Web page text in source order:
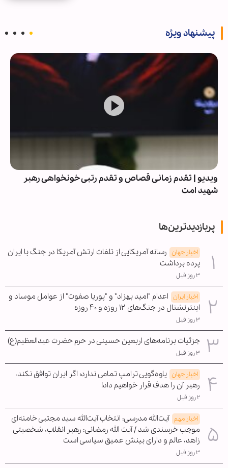
پیشنهاد ویژه
ویدیو | تقدم زمانی قصاص و تقدم رتبی خونخواهی رهبر
شهید امت
پربازدیدترین‌ها
اخبار جهان رسانه آمریکایی از تلفات ارتش آمریکا در جنگ با ایران
پرده برداشت
۳ روز قبل
اخبار ایران اعدام "امید بهزاد" و "پوریا صفوت" از عوامل موساد و
اینترنشنال در جنگ‌های ۱۲ روزه و ۴۰ روزه
۳ روز قبل
جزئیات برنامه‌های اربعین حسینی در حرم حضرت عبدالعظیم(ع)
۳ روز قبل
اخبار جهان یاوه‌گویی ترامپ تمامی ندارد؛ اگر ایران توافق نکند،
رهبر آن را هدف قرار خواهیم داد!
۲ روز قبل
اخبار مهم آیت‌الله مدرسی: انتخاب آیت‌الله سید مجتبی خامنه‌ای
موجب خرسندی شد / آیت الله رمضانی: رهبر انقلاب، شخصیتی
زاهد، عالم و دارای بینش عمیق سیاسی است
۳ روز قبل